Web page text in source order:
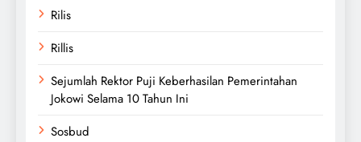
Rilis
Rillis
Sejumlah Rektor Puji Keberhasilan Pemerintahan
Jokowi Selama 10 Tahun Ini
Sosbud